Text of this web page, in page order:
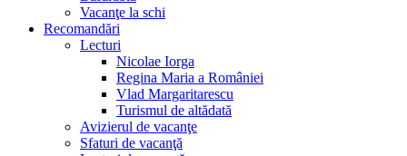
Vacanţe la schi
Recomandări
Lecturi
Nicolae Iorga
Regina Maria a României
Vlad Margaritarescu
Turismul de altădată
Avizierul de vacanţe
Sfaturi de vacanţă